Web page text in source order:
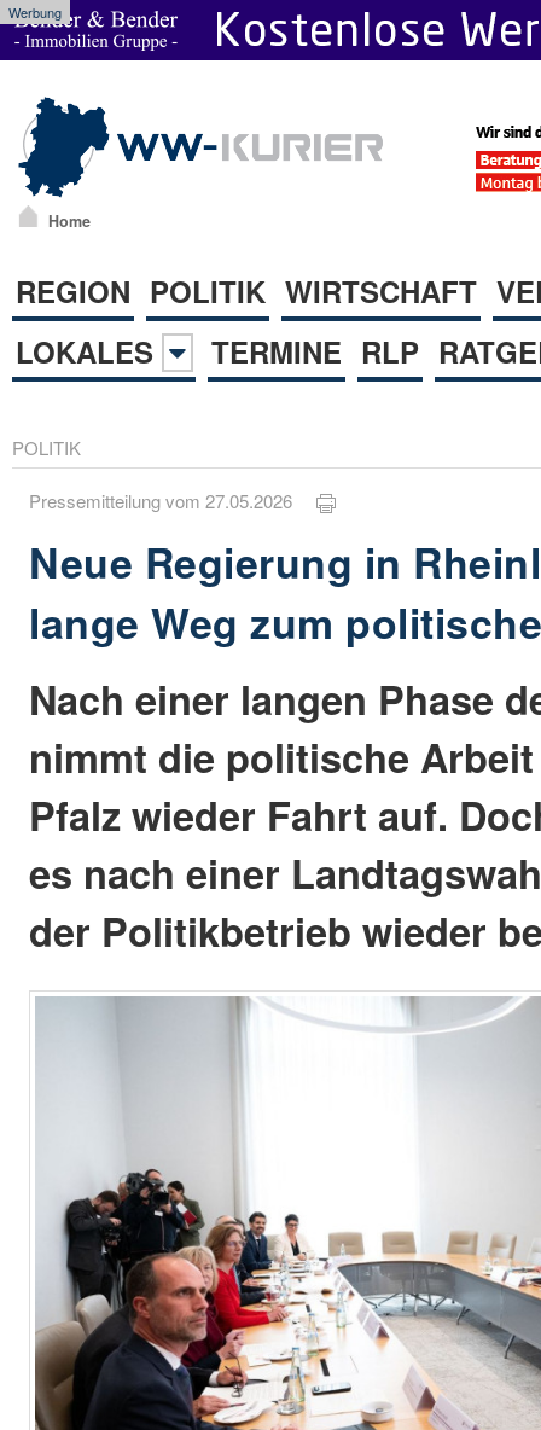
Werbung
Home
REGION POLITIK WIRTSCHAFT
LOKALES
TERMINE RLP
POLITIK
Pressemitteilung vom 27.05.2026
Neue Regierung in
lange Weg zum
Nach einer langen Phase
nimmt die politische
Pfalz wieder Fahrt auf.
es nach einer
der Politikbetrieb wieder